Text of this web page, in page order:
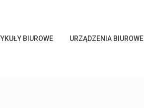
BIUROWE URZĄDZENIA BIUROWE